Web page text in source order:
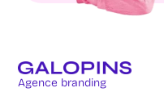
Agence branding